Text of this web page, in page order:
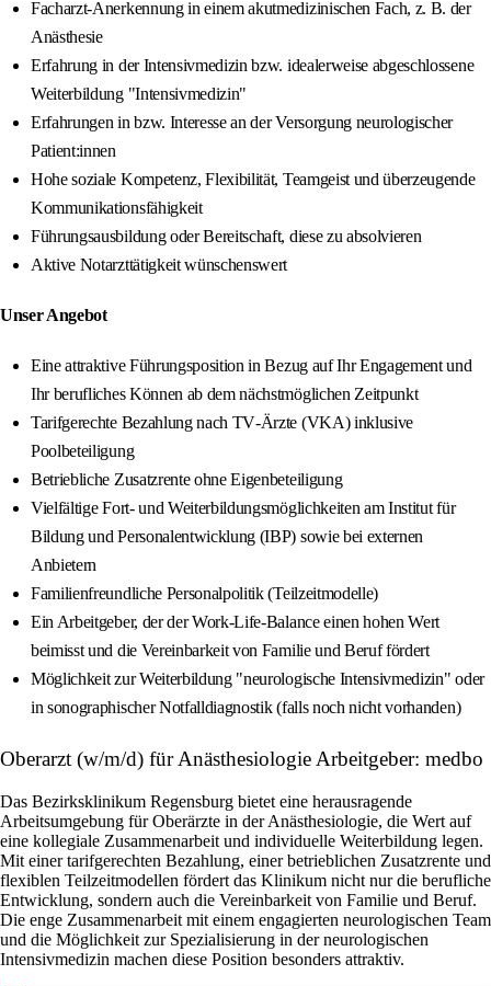
Facharzt‑Anerkennung in einem akutmedizinischen Fach, z. B. der
Anästhesie
Erfahrung in der Intensivmedizin bzw. idealerweise abgeschlossene
Weiterbildung "Intensivmedizin"
Erfahrungen in bzw. Interesse an der Versorgung neurologischer
Patient:innen
Hohe soziale Kompetenz, Flexibilität, Teamgeist und überzeugende
Kommunikationsfähigkeit
Führungsausbildung oder Bereitschaft, diese zu absolvieren
Aktive Notarzttätigkeit wünschenswert
Unser Angebot
Eine attraktive Führungsposition in Bezug auf Ihr Engagement und
Ihr berufliches Können ab dem nächstmöglichen Zeitpunkt
Tarifgerechte Bezahlung nach TV‑Ärzte (VKA) inklusive
Poolbeteiligung
Betriebliche Zusatzrente ohne Eigenbeteiligung
Vielfältige Fort‑ und Weiterbildungsmöglichkeiten am Institut für
Bildung und Personalentwicklung (IBP) sowie bei externen
Anbietern
Familienfreundliche Personalpolitik (Teilzeitmodelle)
Ein Arbeitgeber, der der Work‑Life‑Balance einen hohen Wert
beimisst und die Vereinbarkeit von Familie und Beruf fördert
Möglichkeit zur Weiterbildung "neurologische Intensivmedizin" oder
in sonographischer Notfalldiagnostik (falls noch nicht vorhanden)
Oberarzt (w/m/d) für Anästhesiologie Arbeitgeber: medbo
Das Bezirksklinikum Regensburg bietet eine herausragende
Arbeitsumgebung für Oberärzte in der Anästhesiologie, die Wert auf
eine kollegiale Zusammenarbeit und individuelle Weiterbildung legen.
Mit einer tarifgerechten Bezahlung, einer betrieblichen Zusatzrente und
flexiblen Teilzeitmodellen fördert das Klinikum nicht nur die berufliche
Entwicklung, sondern auch die Vereinbarkeit von Familie und Beruf.
Die enge Zusammenarbeit mit einem engagierten neurologischen Team
und die Möglichkeit zur Spezialisierung in der neurologischen
Intensivmedizin machen diese Position besonders attraktiv.